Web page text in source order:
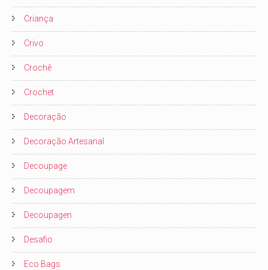
Criança
Crivo
Crochê
Crochet
Decoração
Decoração Artesanal
Decoupage
Decoupagem
Decoupagen
Desafio
Eco Bags